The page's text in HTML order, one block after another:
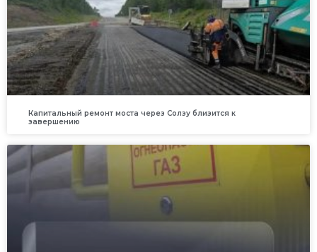
Капитальный ремонт моста через Солзу близится к
завершению